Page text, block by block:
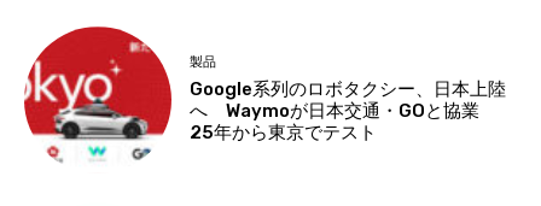
製品
Google系列のロボタクシー、日本上陸
へ Waymoが日本交通・GOと協業
25年から東京でテスト